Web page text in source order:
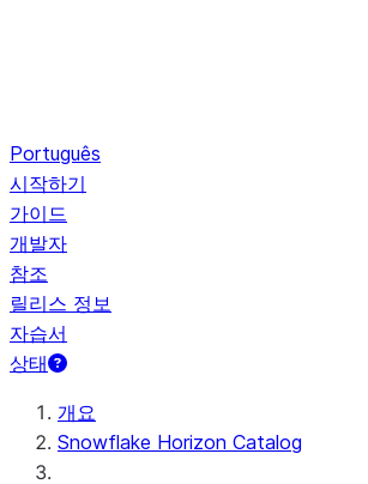
Português
시작하기
가이드
개발자
참조
릴리스 정보
자습서
상태
개요
Snowflake Horizon Catalog